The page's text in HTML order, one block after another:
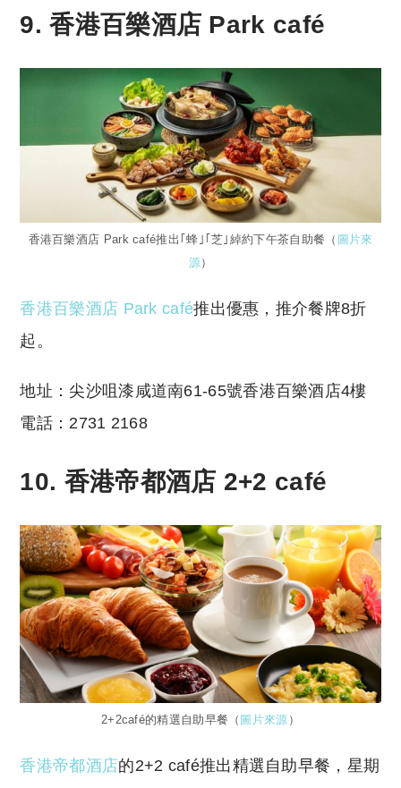
9. 香港百樂酒店 Park café
香港百樂酒店 Park café推出｢蜂｣｢芝｣綽約下午茶自助餐（ 圖片來
源）
香港百樂酒店 Park café推出優惠，推介餐牌8折
起。
地址：尖沙咀漆咸道南61-65號香港百樂酒店4樓
電話：2731 2168
10. 香港帝都酒店 2+2 café
2+2café的精選自助早餐（ 圖片來源 ）
香港帝都酒店的2+2 café推出精選自助早餐，星期